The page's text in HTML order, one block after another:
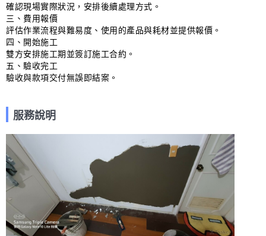
確認現場實際狀況，安排後續處理方式。
三、費用報價
評估作業流程與難易度、使用的產品與耗材並提供報價。
四、開始施工
雙方安排施工期並簽訂施工合約。
五、驗收完工
驗收與款項交付無誤即結案。
服務說明